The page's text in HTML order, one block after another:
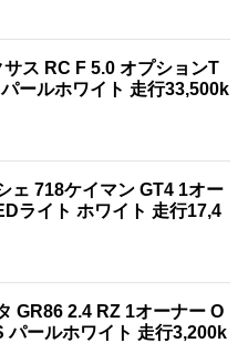
サス RC F 5.0 オプションT
ールホワイト 走行33,500k
ェ 718ケイマン GT4 1オー
ライト ホワイト 走行17,4
GR86 2.4 RZ 1オーナー O
パールホワイト 走行3,200k